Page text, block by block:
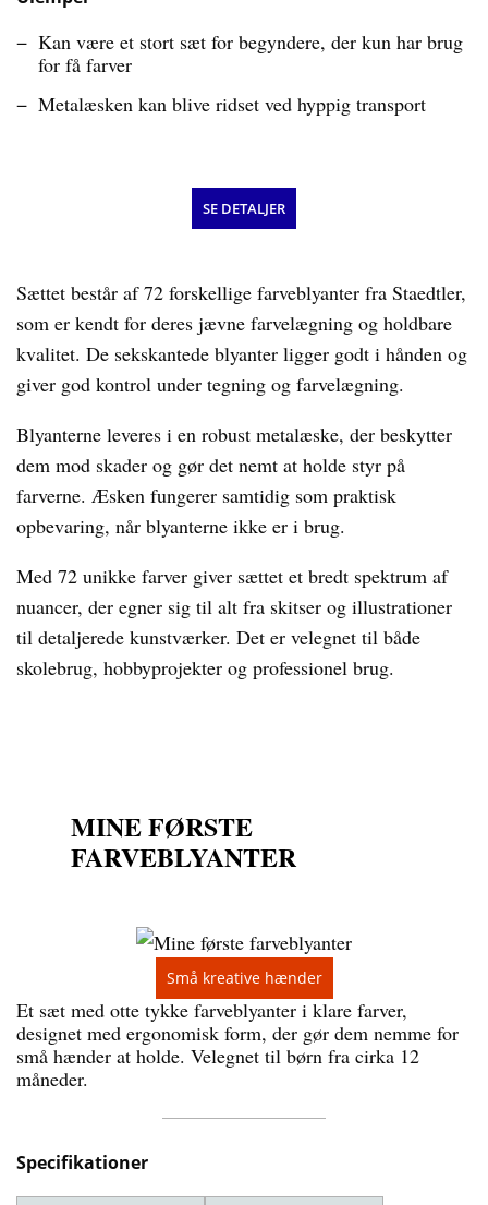
Sættet består af 72 forskellige farveblyanter fra Staedtler,
som er kendt for deres jævne farvelægning og holdbare
kvalitet. De sekskantede blyanter ligger godt i hånden og
giver god kontrol under tegning og farvelægning.
Blyanterne leveres i en robust metalæske, der beskytter
dem mod skader og gør det nemt at holde styr på
farverne. Æsken fungerer samtidig som praktisk
opbevaring, når blyanterne ikke er i brug.
Med 72 unikke farver giver sættet et bredt spektrum af
nuancer, der egner sig til alt fra skitser og illustrationer
til detaljerede kunstværker. Det er velegnet til både
skolebrug, hobbyprojekter og professionel brug.
Kan være et stort sæt for begyndere, der kun har brug
for få farver
Metalæsken kan blive ridset ved hyppig transport
SE DETALJER
Små kreative hænder
MINE FØRSTE
FARVEBLYANTER
Et sæt med otte tykke farveblyanter i klare farver,
designet med ergonomisk form, der gør dem nemme for
små hænder at holde. Velegnet til børn fra cirka 12
måneder.
Specifikationer